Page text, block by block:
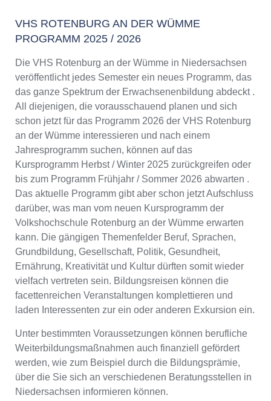
VHS ROTENBURG AN DER WÜMME
PROGRAMM 2025 / 2026
Die VHS Rotenburg an der Wümme in Niedersachsen
veröffentlicht jedes Semester ein neues Programm, das
das ganze Spektrum der Erwachsenenbildung abdeckt .
All diejenigen, die vorausschauend planen und sich
schon jetzt für das Programm 2026 der VHS Rotenburg
an der Wümme interessieren und nach einem
Jahresprogramm suchen, können auf das
Kursprogramm Herbst / Winter 2025 zurückgreifen oder
bis zum Programm Frühjahr / Sommer 2026 abwarten .
Das aktuelle Programm gibt aber schon jetzt Aufschluss
darüber, was man vom neuen Kursprogramm der
Volkshochschule Rotenburg an der Wümme erwarten
kann. Die gängigen Themenfelder Beruf, Sprachen,
Grundbildung, Gesellschaft, Politik, Gesundheit,
Ernährung, Kreativität und Kultur dürften somit wieder
vielfach vertreten sein. Bildungsreisen können die
facettenreichen Veranstaltungen komplettieren und
laden Interessenten zur ein oder anderen Exkursion ein.
Unter bestimmten Voraussetzungen können berufliche
Weiterbildungsmaßnahmen auch finanziell gefördert
werden, wie zum Beispiel durch die Bildungsprämie,
über die Sie sich an verschiedenen Beratungsstellen in
Niedersachsen informieren können.